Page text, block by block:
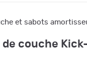
et sabots
de couche